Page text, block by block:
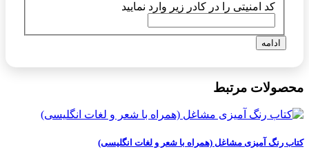
کد امنیتی را در کادر زیر وارد نمایید
ادامه
محصولات مرتبط
کتاب رنگ آمیزی مشاغل (همراه با شعر و لغات انگلیسی)